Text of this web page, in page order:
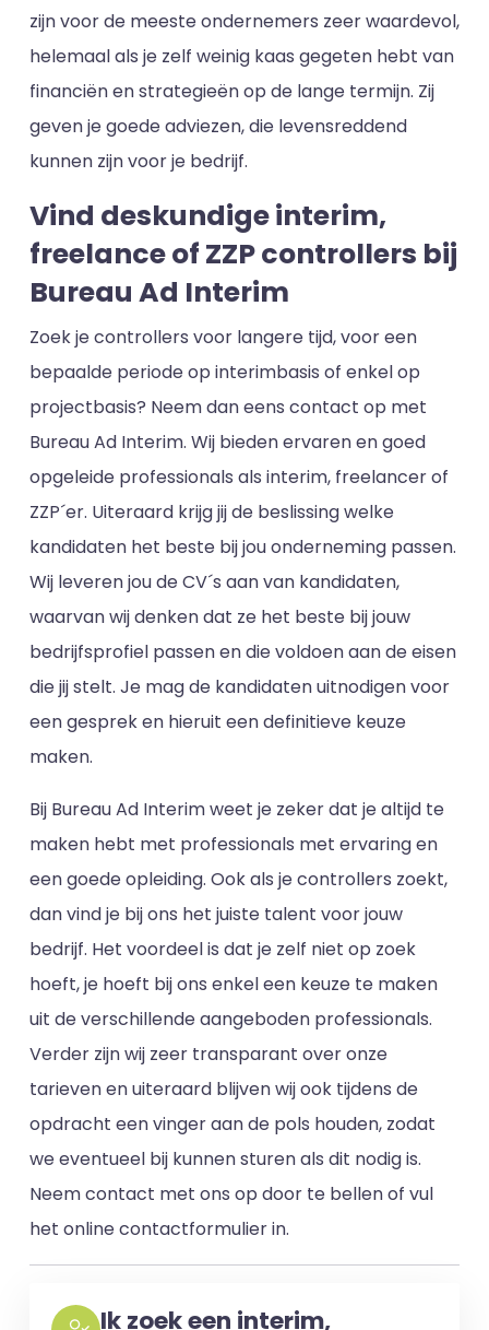
zijn voor de meeste ondernemers zeer waardevol,
helemaal als je zelf weinig kaas gegeten hebt van
financiën en strategieën op de lange termijn. Zij
geven je goede adviezen, die levensreddend
kunnen zijn voor je bedrijf.
Vind deskundige interim,
freelance of ZZP controllers bij
Bureau Ad Interim
Zoek je controllers voor langere tijd, voor een
bepaalde periode op interimbasis of enkel op
projectbasis? Neem dan eens contact op met
Bureau Ad Interim. Wij bieden ervaren en goed
opgeleide professionals als interim, freelancer of
ZZP´er. Uiteraard krijg jij de beslissing welke
kandidaten het beste bij jou onderneming passen.
Wij leveren jou de CV´s aan van kandidaten,
waarvan wij denken dat ze het beste bij jouw
bedrijfsprofiel passen en die voldoen aan de eisen
die jij stelt. Je mag de kandidaten uitnodigen voor
een gesprek en hieruit een definitieve keuze
maken.
Bij Bureau Ad Interim weet je zeker dat je altijd te
maken hebt met professionals met ervaring en
een goede opleiding. Ook als je controllers zoekt,
dan vind je bij ons het juiste talent voor jouw
bedrijf. Het voordeel is dat je zelf niet op zoek
hoeft, je hoeft bij ons enkel een keuze te maken
uit de verschillende aangeboden professionals.
Verder zijn wij zeer transparant over onze
tarieven en uiteraard blijven wij ook tijdens de
opdracht een vinger aan de pols houden, zodat
we eventueel bij kunnen sturen als dit nodig is.
Neem contact met ons op door te bellen of vul
het online contactformulier in.
Ik zoek een interim,